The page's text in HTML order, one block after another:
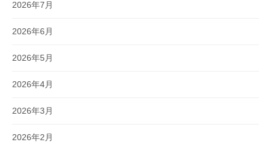
2026年7月
2026年6月
2026年5月
2026年4月
2026年3月
2026年2月